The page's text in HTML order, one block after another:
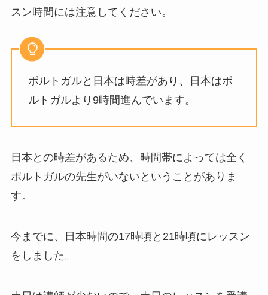
スン時間には注意してください。
ポルトガルと日本は時差があり、日本はポ
ルトガルより9時間進んでいます。
日本との時差があるため、時間帯によっては全く
ポルトガルの先生がいないということがありま
す。
今までに、日本時間の17時頃と21時頃にレッスン
をしました。